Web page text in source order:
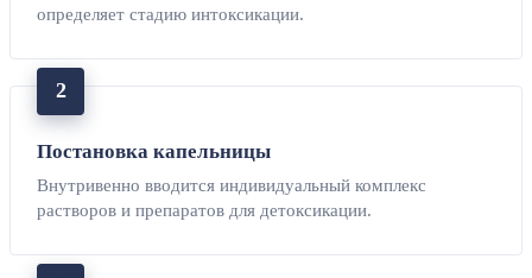
определяет стадию интоксикации.
Постановка капельницы
Внутривенно вводится индивидуальный комплекс
растворов и препаратов для детоксикации.